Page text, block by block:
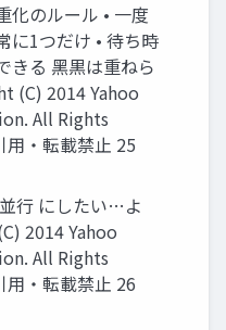
化のルール • 一度
に1つだけ • 待ち時
きる ⿊黒は重ねら
(C) 2014 Yahoo
All Rights
用・転載禁止 25
行 にしたい…よ
2014 Yahoo
All Rights
用・転載禁止 26